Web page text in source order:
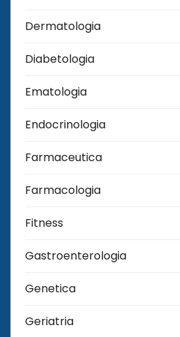
Dermatologia
Diabetologia
Ematologia
Endocrinologia
Farmaceutica
Farmacologia
Fitness
Gastroenterologia
Genetica
Geriatria